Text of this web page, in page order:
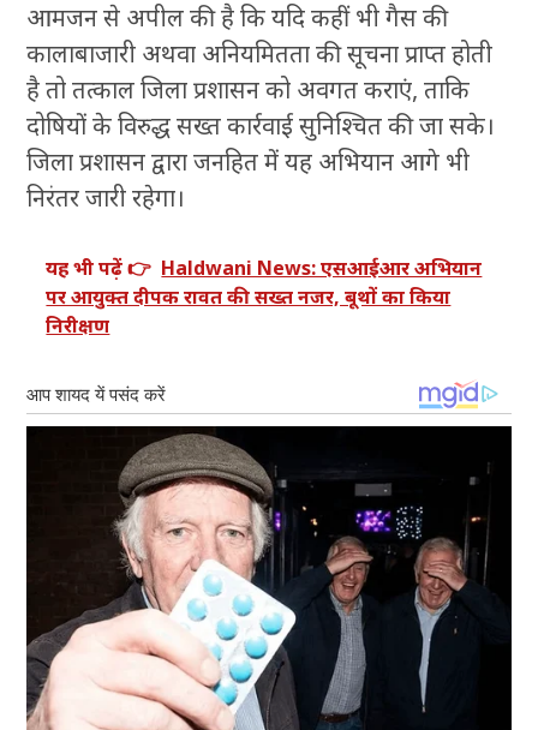
आमजन से अपील की है कि यदि कहीं भी गैस की
कालाबाजारी अथवा अनियमितता की सूचना प्राप्त होती
है तो तत्काल जिला प्रशासन को अवगत कराएं, ताकि
दोषियों के विरुद्ध सख्त कार्रवाई सुनिश्चित की जा सके।
जिला प्रशासन द्वारा जनहित में यह अभियान आगे भी
निरंतर जारी रहेगा।
यह भी पढ़ें 👉 Haldwani News: एसआईआर अभियान
पर आयुक्त दीपक रावत की सख्त नजर, बूथों का किया
निरीक्षण